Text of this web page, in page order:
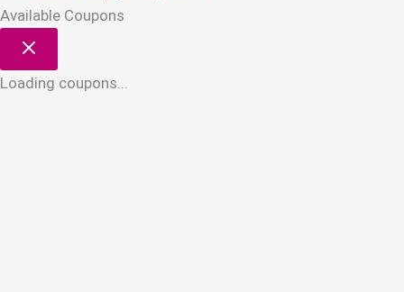
Available Coupons
Loading coupons...